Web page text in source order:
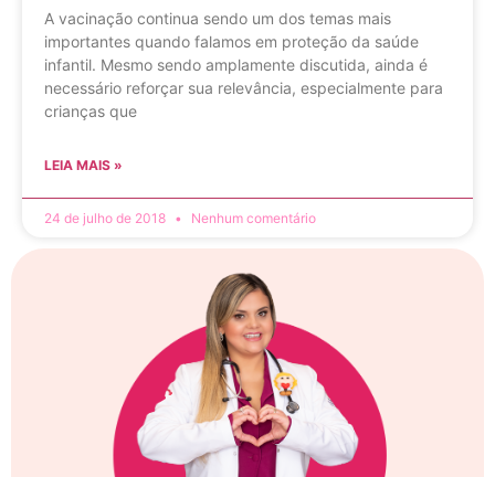
A vacinação continua sendo um dos temas mais
importantes quando falamos em proteção da saúde
infantil. Mesmo sendo amplamente discutida, ainda é
necessário reforçar sua relevância, especialmente para
crianças que
LEIA MAIS »
24 de julho de 2018 Nenhum comentário